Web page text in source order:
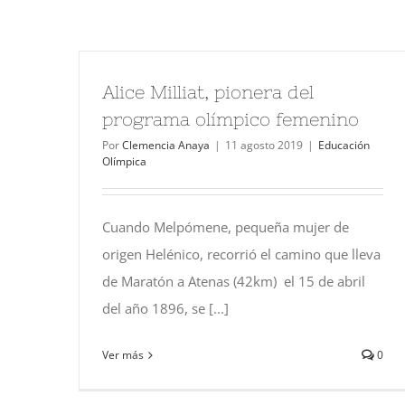
Alice Milliat, pionera del
programa olímpico femenino
PorClemencia Anaya | 11 agosto 2019 | Educación
Olímpica
Cuando Melpómene, pequeña mujer de
origen Helénico, recorrió el camino que lleva
de Maratón a Atenas (42km) el 15 de abril
del año 1896, se [...]
Ver más 0